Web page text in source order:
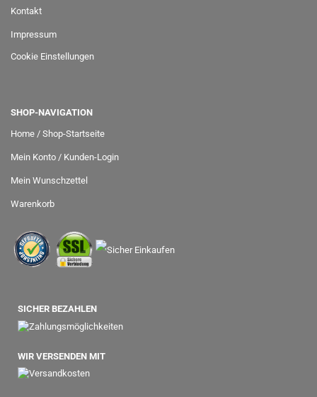
Kontakt
Impressum
Cookie Einstellungen
SHOP-NAVIGATION
Home / Shop-Startseite
Mein Konto / Kunden-Login
Mein Wunschzettel
Warenkorb
SICHER BEZAHLEN
WIR VERSENDEN MIT